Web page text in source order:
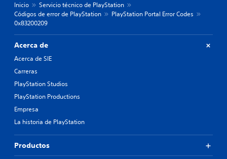
Inicio
Servicio técnico de PlayStation
Códigos de error de PlayStation
PlayStation Portal Error Codes
0x83200209
Acerca de
Acerca de SIE
Carreras
PlayStation Studios
PlayStation Productions
Empresa
La historia de PlayStation
Productos